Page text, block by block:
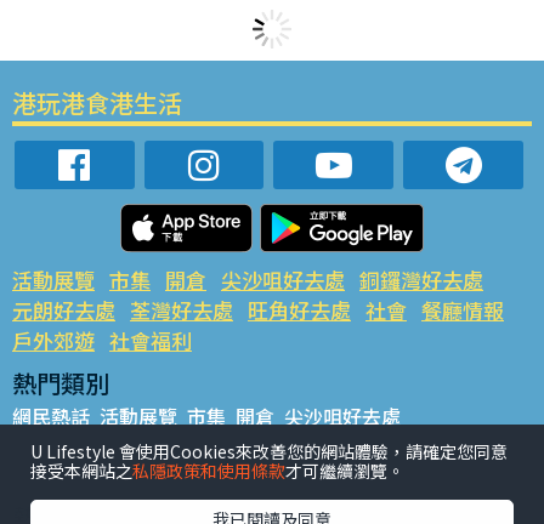
港玩港食港生活
活動展覽 市集 開倉 尖沙咀好去處 銅鑼灣好去處
元朗好去處 荃灣好去處 旺角好去處 社會 餐廳情報
戶外郊遊 社會福利
熱門類別
網民熱話 活動展覽 市集 開倉 尖沙咀好去處
銅鑼灣好去處 元朗好去處 荃灣好去處 旺角好去處 社會
餐廳情報 戶外郊遊
熱門標籤
U Lifestyle 會使用Cookies來改善您的網站體驗，請確定您同意
接受本網站之私隱政策和使用條款才可繼續瀏覽。
我已閱讀及同意